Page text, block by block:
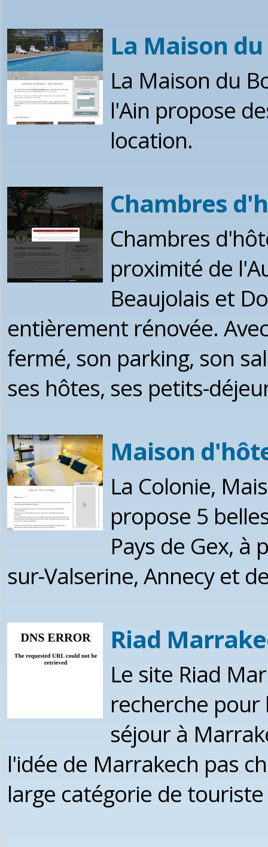
La Maison
La Maison du
l'Ain propose
location.
Chambres
Chambres
proximité de
Beaujolais et
entièrement rénovée.
fermé, son parking, son
ses hôtes, ses petits-
Maison
La Colonie,
propose 5
Pays de Gex, à
sur-Valserine, Annecy et
Riad
Le site Riad
recherche
séjour à
l'idée de Marrakech pas
large catégorie de